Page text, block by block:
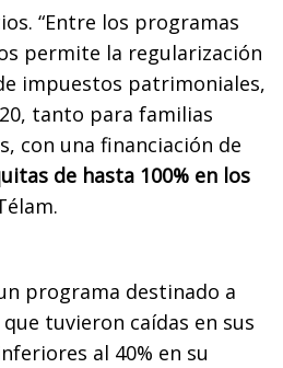
“Entre los programas
permite la regularización
impuestos patrimoniales,
tanto para familias
con una financiación de
de hasta 100% en los
programa destinado a
tuvieron caídas en sus
al 40% en su